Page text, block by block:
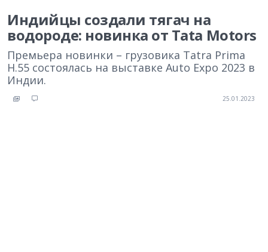
Индийцы создали тягач на
водороде: новинка от Tata Motors
Премьера новинки – грузовика Tatra Prima
H.55 состоялась на выставке Auto Expo 2023 в
Индии.
25.01.2023